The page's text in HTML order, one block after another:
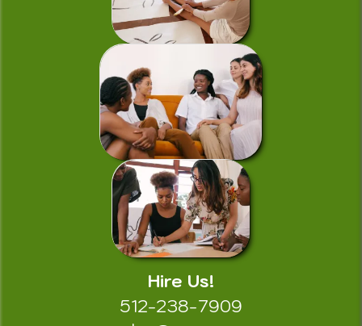
Hire Us!
512-238-7909